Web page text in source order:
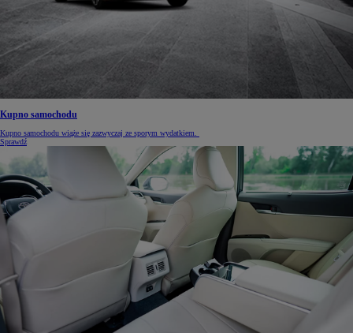
Kupno samochodu
Kupno samochodu wiąże się zazwyczaj ze sporym wydatkiem.
Sprawdź